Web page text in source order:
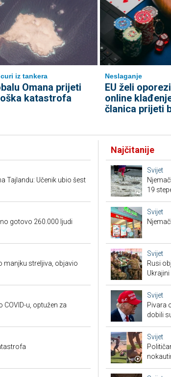
iz tankera
Omana prijeti
katastrofa
Neslaganje
EU želi
online
članica prijeti
Tajlandu: Učenik ubio šest
gotovo 260.000 ljudi
manjku streljiva, objavio
u, optužen za
Najčitanije
Svijet
19
Svijet
Svijet
Rusi
Ukrajini
Svijet
Pivara
dobili
Svijet